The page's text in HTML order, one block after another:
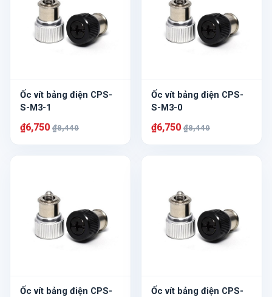
Ốc vít bảng điện CPS-
S-M3-1
₫6,750 ₫8,440
Ốc vít bảng điện CPS-
S-M3-0
₫6,750 ₫8,440
Ốc vít bảng điện CPS-
Ốc vít bảng điện CPS-